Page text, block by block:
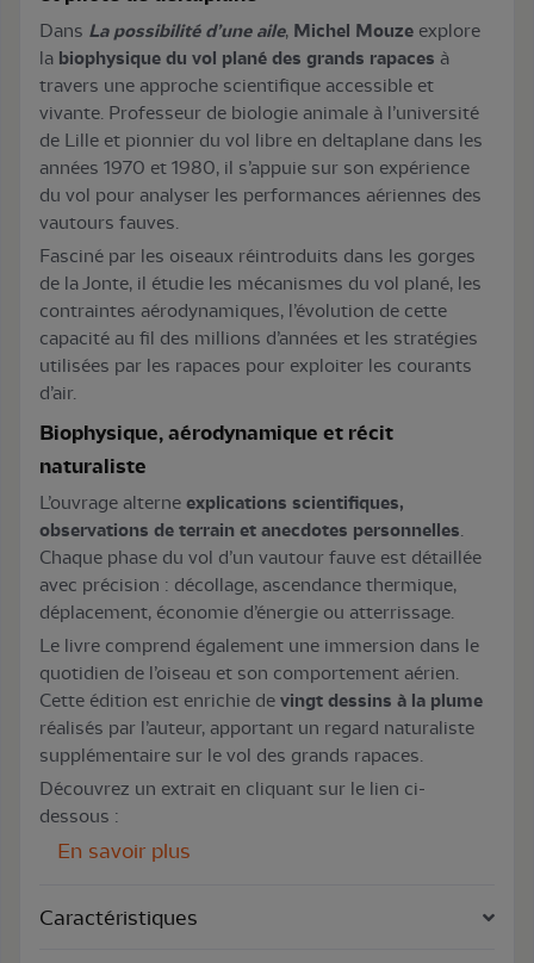
Dans La possibilité d’une aile, Michel Mouze explore
la biophysique du vol plané des grands rapaces à
travers une approche scientifique accessible et
vivante. Professeur de biologie animale à l’université
de Lille et pionnier du vol libre en deltaplane dans les
années 1970 et 1980, il s’appuie sur son expérience
du vol pour analyser les performances aériennes des
vautours fauves.
Fasciné par les oiseaux réintroduits dans les gorges
de la Jonte, il étudie les mécanismes du vol plané, les
contraintes aérodynamiques, l’évolution de cette
capacité au fil des millions d’années et les stratégies
utilisées par les rapaces pour exploiter les courants
d’air.
Biophysique, aérodynamique et récit
naturaliste
L’ouvrage alterne explications scientifiques,
observations de terrain et anecdotes personnelles.
Chaque phase du vol d’un vautour fauve est détaillée
avec précision : décollage, ascendance thermique,
déplacement, économie d’énergie ou atterrissage.
Le livre comprend également une immersion dans le
quotidien de l’oiseau et son comportement aérien.
Cette édition est enrichie de vingt dessins à la plume
réalisés par l’auteur, apportant un regard naturaliste
supplémentaire sur le vol des grands rapaces.
Découvrez un extrait en cliquant sur le lien ci-
dessous :
En savoir plus
Caractéristiques